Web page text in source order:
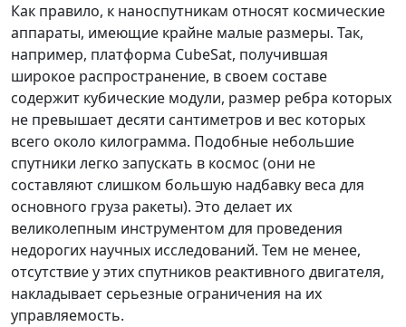
Как правило, к наноспутникам относят космические
аппараты, имеющие крайне малые размеры. Так,
например, платформа CubeSat, получившая
широкое распространение, в своем составе
содержит кубические модули, размер ребра которых
не превышает десяти сантиметров и вес которых
всего около килограмма. Подобные небольшие
спутники легко запускать в космос (они не
составляют слишком большую надбавку веса для
основного груза ракеты). Это делает их
великолепным инструментом для проведения
недорогих научных исследований. Тем не менее,
отсутствие у этих спутников реактивного двигателя,
накладывает серьезные ограничения на их
управляемость.